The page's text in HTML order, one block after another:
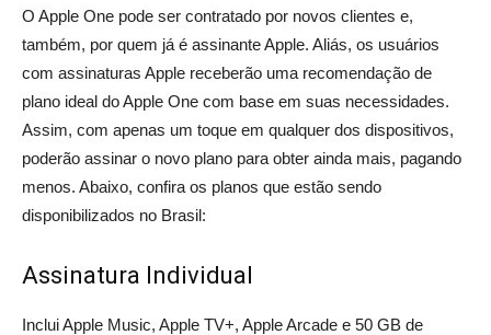
O Apple One pode ser contratado por novos clientes e,
também, por quem já é assinante Apple. Aliás, os usuários
com assinaturas Apple receberão uma recomendação de
plano ideal do Apple One com base em suas necessidades.
Assim, com apenas um toque em qualquer dos dispositivos,
poderão assinar o novo plano para obter ainda mais, pagando
menos. Abaixo, confira os planos que estão sendo
disponibilizados no Brasil:
Assinatura Individual
Inclui Apple Music, Apple TV+, Apple Arcade e 50 GB de